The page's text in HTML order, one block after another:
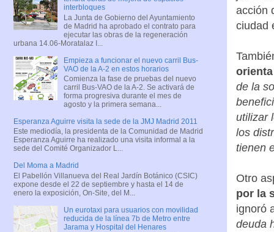
acción
ciudad
de la
utilizar
los
tienen
Otro
por la
ignoró
deuda
interbloques
La Junta de Gobierno del Ayuntamiento
de Madrid ha aprobado el contrato para
ejecutar las obras de la regeneración
urbana 14.06-Moratalaz I...
Empieza a funcionar el nuevo carril Bus-
VAO de la A-2 en estos horarios
Comienza la fase de pruebas del nuevo
carril Bus-VAO de la A-2. Se activará de
forma progresiva durante el mes de
agosto y la primera semana...
Esperanza Aguirre visita la sede de la JMJ Madrid 2011
Este mediodía, la presidenta de la Comunidad de Madrid
Esperanza Aguirre ha realizado una visita informal a la
sede del Comité Organizador L...
Del Moma a Madrid
El Pabellón Villanueva del Real Jardín Botánico (CSIC)
expone desde el 22 de septiembre y hasta el 14 de
enero la exposición, On-Site, del M...
Un eurotaxi para usuarios con movilidad
reducida de la línea 7b de Metro entre
Jarama y Hospital del Henares